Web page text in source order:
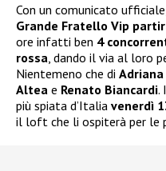
Con un comunicato
Grande Fratello Vip
ore infatti ben 4
rossa , dando il via al loro
Nientemeno che di Adriana
Altea e Renato Biancardi.
più spiata d’Italia venerdì
il loft che li ospiterà per le